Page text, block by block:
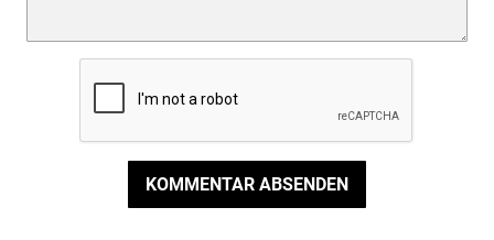
KOMMENTAR ABSENDEN